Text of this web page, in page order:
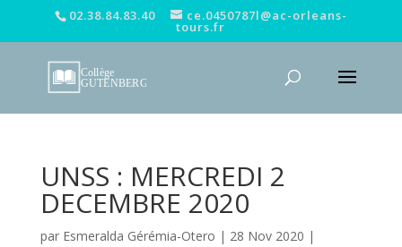
02.38.84.83.40 ce.0450787l@ac-orleans-
tours.fr
UNSS : MERCREDI 2
DECEMBRE 2020
par Esmeralda Gérémia-Otero | 28 Nov 2020 |